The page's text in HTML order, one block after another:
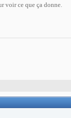
voir ce que ça donne.